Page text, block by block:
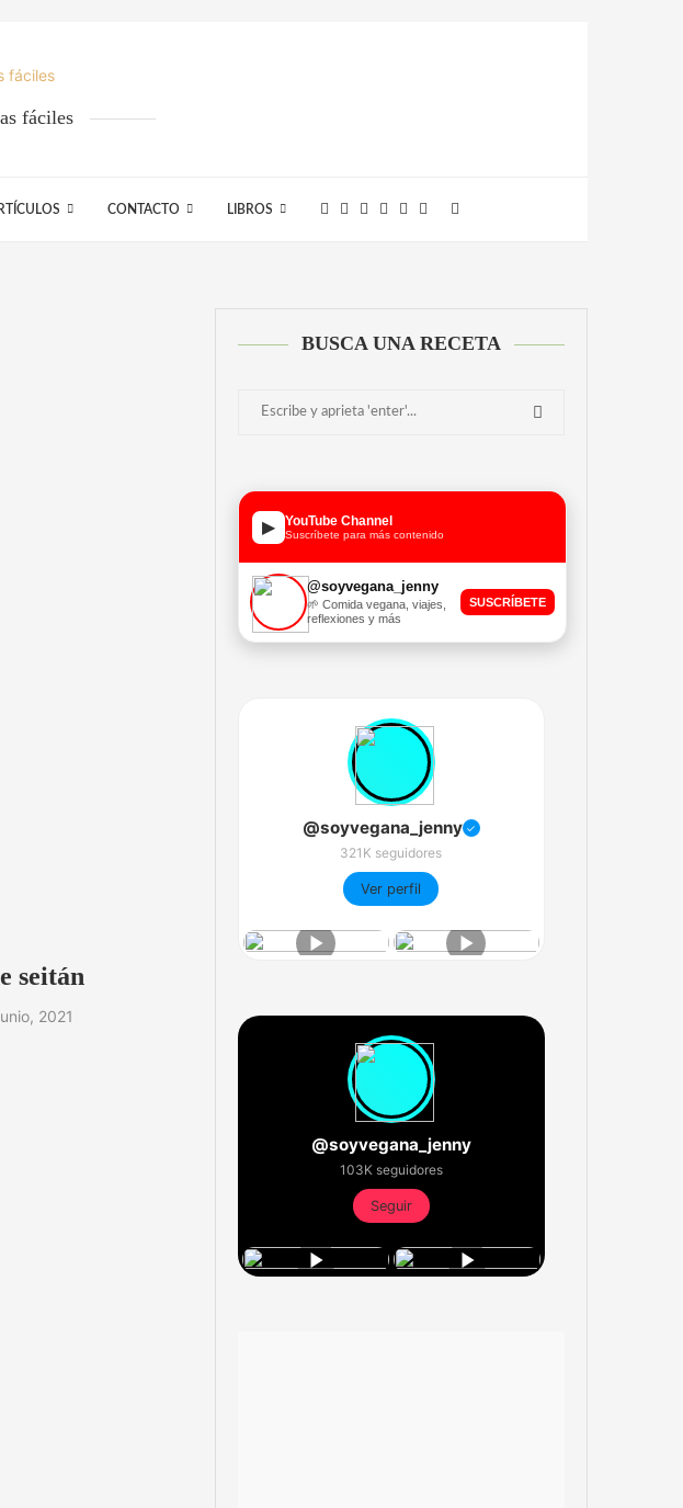
fáciles
CONTACTO LIBROS
seitán
2021
BUSCA UNA RECETA
▶ YouTube Channel
Suscríbete para más contenido
@soyvegana_jenny
🌱 Comida vegana, viajes,
reflexiones y más
SUSCRÍBETE
@soyvegana_jenny ✓
321K seguidores
Ver perfil
@soyvegana_jenny
103K seguidores
Seguir